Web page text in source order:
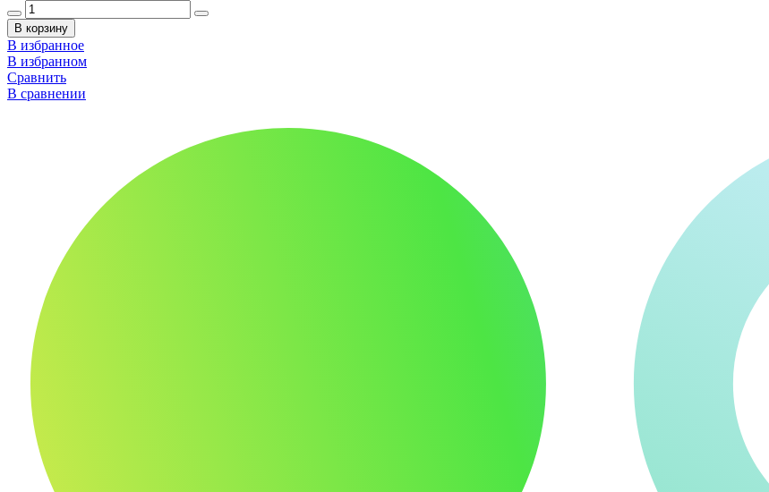
В корзину
В избранное
В избранном
Сравнить
В сравнении